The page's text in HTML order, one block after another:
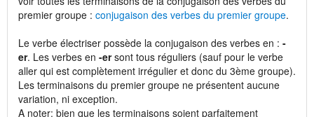
premier groupe : conjugaison des verbes du premier groupe.
Le verbe électriser possède la conjugaison des verbes en : -
er. Les verbes en -ersont tous réguliers (sauf pour le verbe
aller qui est complètement irrégulier et donc du 3ème groupe).
Les terminaisons du premier groupe ne présentent aucune
variation, ni exception.
A noter: bien que les terminaisons soient parfaitement